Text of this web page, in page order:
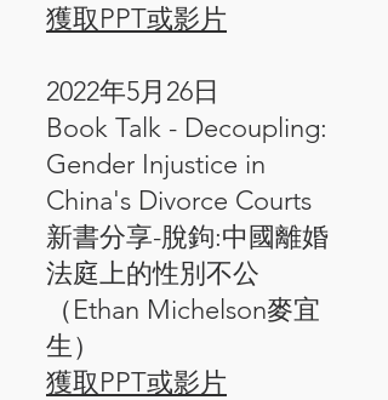
獲取PPT或影片
2022年5月26日
Book Talk - Decoupling:
Gender Injustice in
China's Divorce Courts
新書分享-脫鉤:中國離婚
法庭上的性別不公
（Ethan Michelson麥宜
生）
獲取PPT或影片